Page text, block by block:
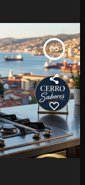
insert_link